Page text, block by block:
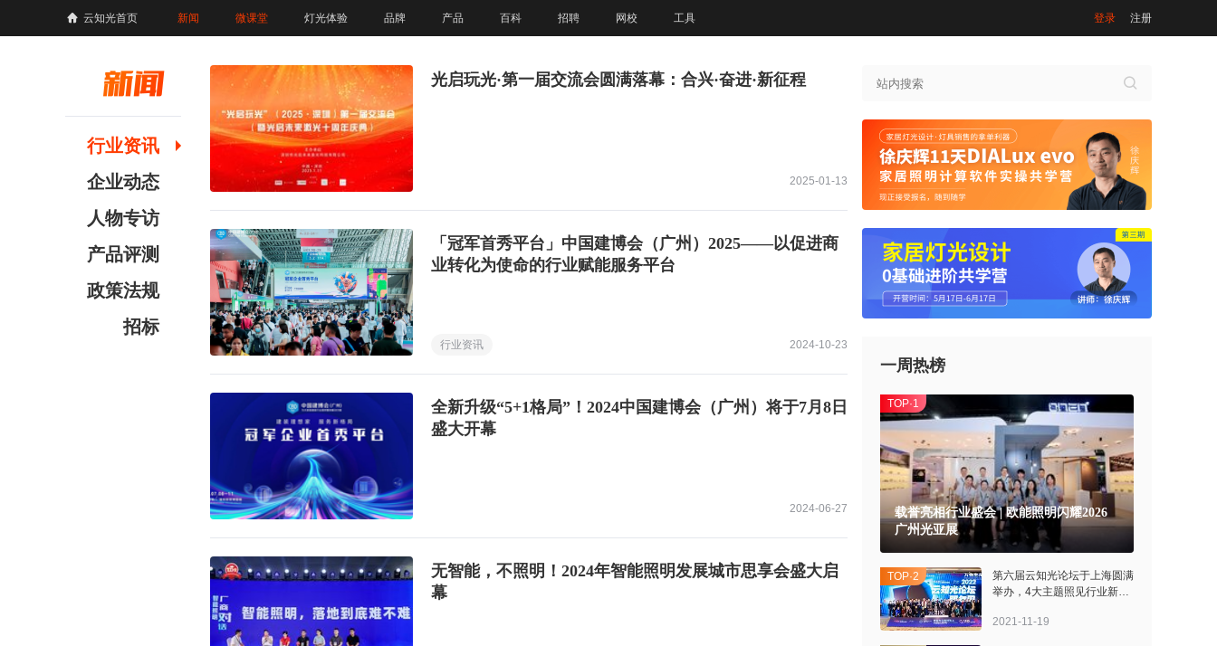
云知光首页 新闻 微课堂 灯光体验 品牌 产品 百科 招聘 网校 工具 登录 注册
行业资讯
企业动态
人物专访
产品评测
政策法规
招标
光启玩光·第一届交流会圆满落幕：合兴·奋进·新征程
2025-01-13
「冠军首秀平台」中国建博会（广州）2025——以促进商
业转化为使命的行业赋能服务平台
行业资讯 2024-10-23
全新升级“5+1格局”！2024中国建博会（广州）将于7月8日
盛大开幕
2024-06-27
无智能，不照明！2024年智能照明发展城市思享会盛大启
幕
一周热榜
TOP·1
载誉亮相行业盛会 | 欧能照明闪耀2026
广州光亚展
TOP·2
第六届云知光论坛于上海圆满
举办，4大主题照见行业新动
2021-11-19